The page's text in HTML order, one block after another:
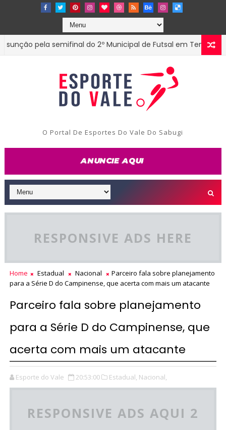
pela semifinal do 2º Municipal de Futsal em Tenório-PB
O Portal De Esportes Do Vale Do Sabugi
RESPONSIVE ADS HERE
Home Estadual Nacional
Parceiro fala sobre planejamento
para a Série D do Campinense, que acerta com mais um atacante
Parceiro fala sobre planejamento
para a Série D do Campinense, que
acerta com mais um atacante
Esporte do Vale 20:53:00 Estadual, Nacional,
RESPONSIVE ADS AQUI 2